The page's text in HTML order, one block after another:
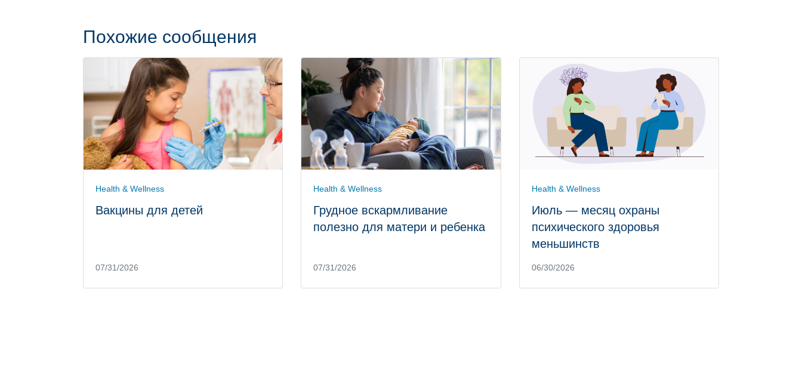
Похожие сообщения
Health & Wellness
Вакцины для детей
07/31/2026
Health & Wellness
Грудное вскармливание
полезно для матери и ребенка
07/31/2026
Health & Wellness
Июль — месяц охраны
психического здоровья
меньшинств
06/30/2026